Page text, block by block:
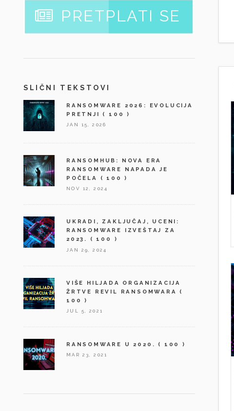
PRETPLATI SE
SLIČNI TEKSTOVI
RANSOMWARE 2026: EVOLUCIJA
PRETNJI
( 100 )
JAN 15, 2026
RANSOMHUB: NOVA ERA
RANSOMWARE NAPADA JE
POČELA
( 100 )
NOV 12, 2024
UKRADI, ZAKLJUČAJ, UCENI:
RANSOMWARE IZVEŠTAJ ZA
2023.
( 100 )
JAN 29, 2024
VIŠE HILJADA ORGANIZACIJA
ŽRTVE REVIL RANSOMWARA
(
100 )
JUL 5, 2021
RANSOMWARE U 2020. ( 100 )
MAR 23, 2021